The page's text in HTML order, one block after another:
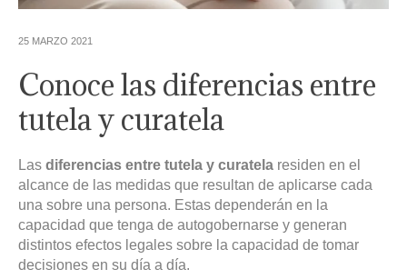
25 MARZO 2021
Conoce las diferencias entre
tutela y curatela
Las diferencias entre tutela y curatela residen en el
alcance de las medidas que resultan de aplicarse cada
una sobre una persona. Estas dependerán en la
capacidad que tenga de autogobernarse y generan
distintos efectos legales sobre la capacidad de tomar
decisiones en su día a día.